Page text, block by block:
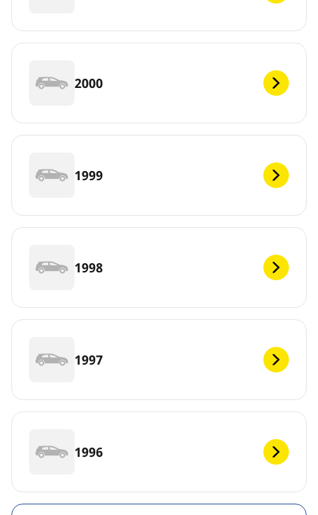
2000
1999
1998
1997
1996